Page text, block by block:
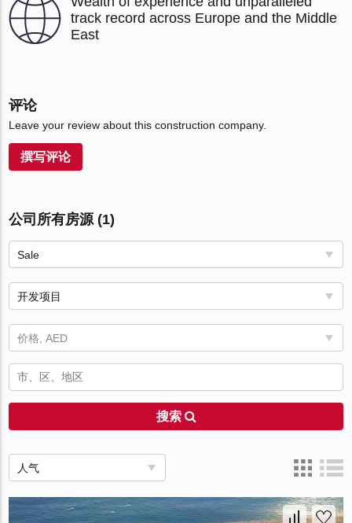
track record across Europe and the Middle
East
评论
Leave your review about this construction company.
撰写评论
公司所有房源 (1)
Sale
开发项目
价格, AED
搜索
人气